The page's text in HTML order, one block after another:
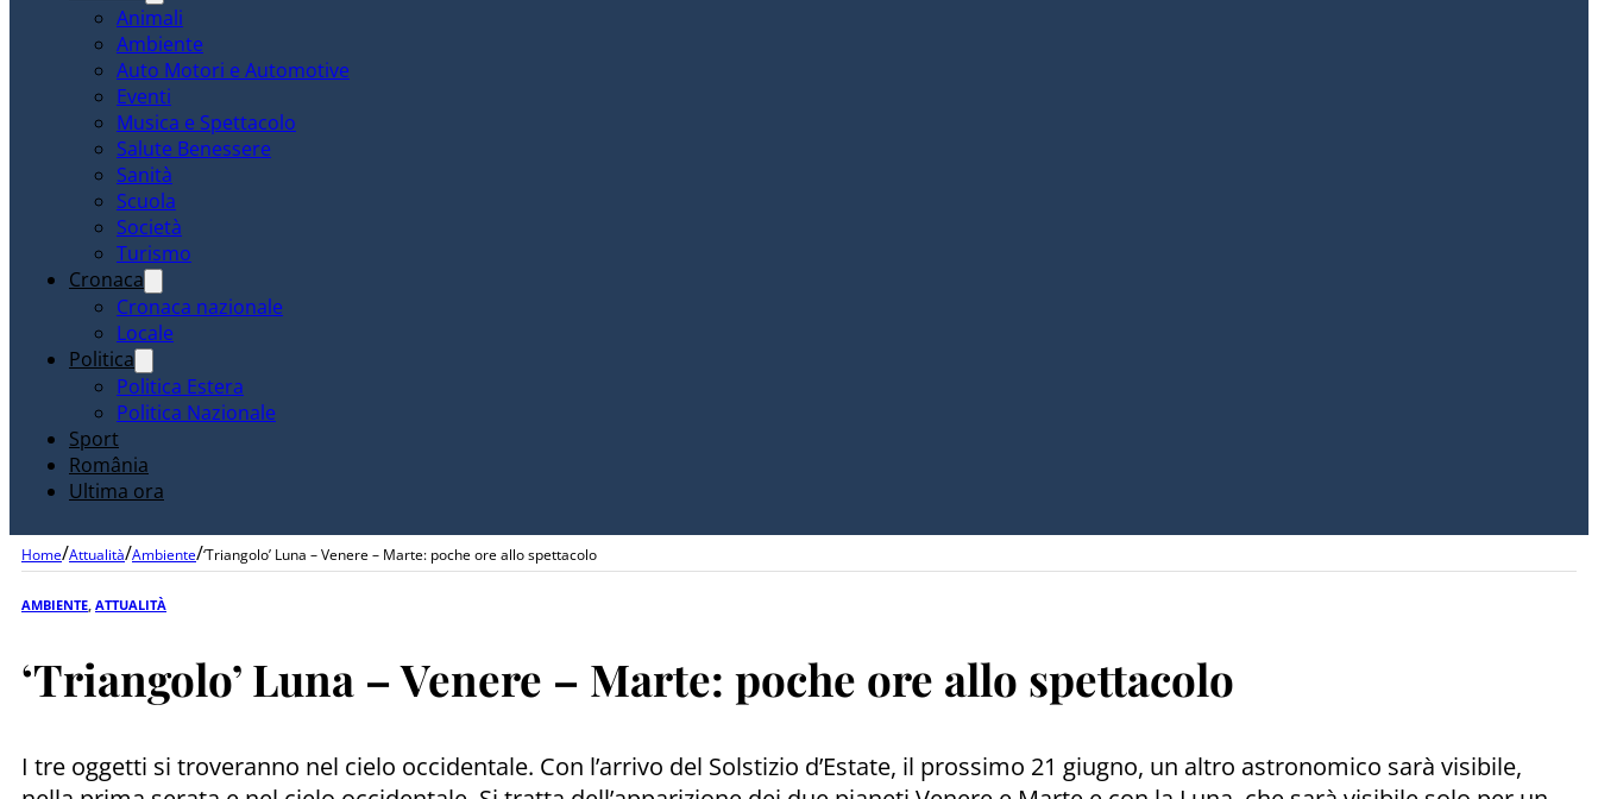
Animali
Ambiente
Auto Motori e Automotive
Eventi
Musica e Spettacolo
Salute Benessere
Sanità
Scuola
Società
Turismo
Cronaca
Cronaca nazionale
Locale
Politica
Politica Estera
Politica Nazionale
Sport
România
Ultima ora
Home/Attualità/Ambiente/‘Triangolo’ Luna – Venere – Marte: poche ore allo spettacolo
AMBIENTE ATTUALITÀ
‘Triangolo’ Luna – Venere – Marte: poche ore allo spettacolo
I tre oggetti si troveranno nel cielo occidentale. Con l’arrivo del Solstizio d’Estate, il prossimo 21 giugno, un altro astronomico sarà visibile,